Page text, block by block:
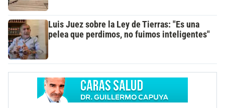
Luis Juez sobre la Ley de Tierras: "Es una
pelea que perdimos, no fuimos inteligentes"